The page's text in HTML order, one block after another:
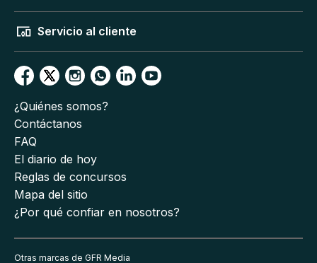
Servicio al cliente
¿Quiénes somos?
Contáctanos
FAQ
El diario de hoy
Reglas de concursos
Mapa del sitio
¿Por qué confiar en nosotros?
Otras marcas de GFR Media